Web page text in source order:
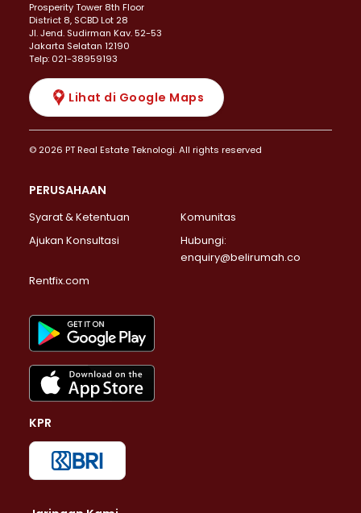
Prosperity Tower 8th Floor
District 8, SCBD Lot 28
JI. Jend. Sudirman Kav. 52-53
Jakarta Selatan 12190
Telp: 021-38959193
Lihat di Google Maps
© 2026 PT Real Estate Teknologi. All rights reserved
PERUSAHAAN
Syarat & Ketentuan
Komunitas
Ajukan Konsultasi
Hubungi:
enquiry@belirumah.co
Rentfix.com
KPR